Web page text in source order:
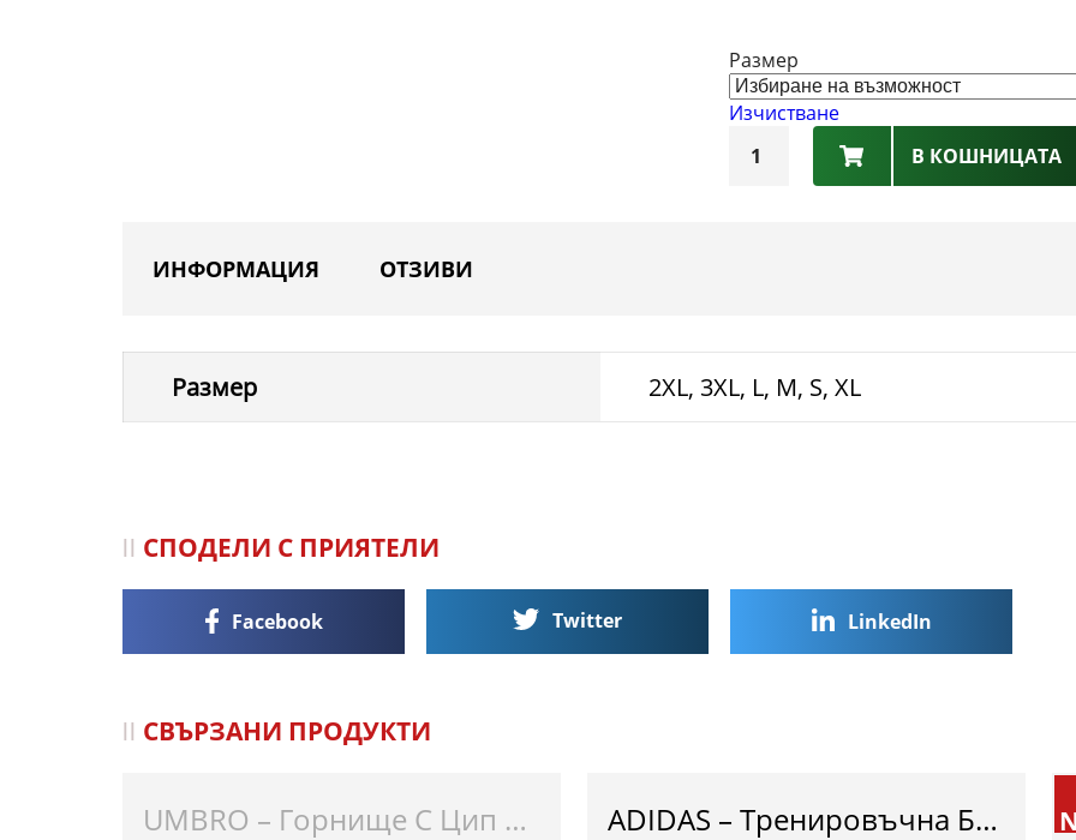
Размер
Изчистване
количество
Юбилейна
В КОШНИЦАТА
ИНФОРМАЦИЯ ОТЗИВИ
Размер 2XL, 3XL, L, M, S, XL
СПОДЕЛИ С ПРИЯТЕЛИ
Facebook Twitter LinkedIn
СВЪРЗАНИ ПРОДУКТИ
UMBRO – Горнище С Цип – ФК Пирин ADIDAS – Тренировъчна Блуза – ФК Пирин